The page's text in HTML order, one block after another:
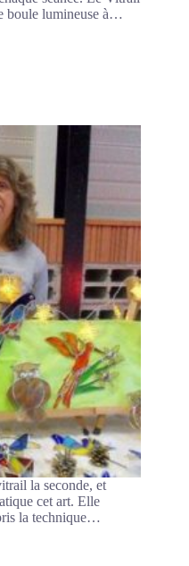
boule lumineuse à…
la seconde, et
cet art. Elle
la technique…